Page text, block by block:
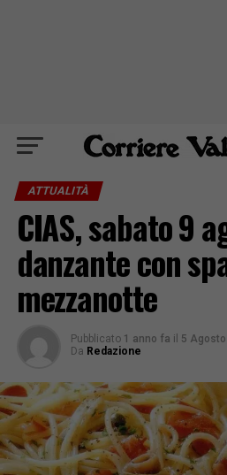
ATTUALITÀ
CIAS, sabato 9
danzante con
mezzanotte
Pubblicato 1 anno fa il 5
Da Redazione